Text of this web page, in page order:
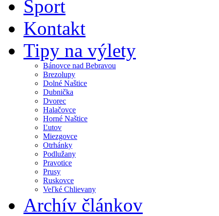
Šport
Kontakt
Tipy na výlety
Bánovce nad Bebravou
Brezolupy
Dolné Naštice
Dubnička
Dvorec
Halačovce
Horné Naštice
Ľutov
Miezgovce
Otrhánky
Podlužany
Pravotice
Prusy
Ruskovce
Veľké Chlievany
Archív článkov